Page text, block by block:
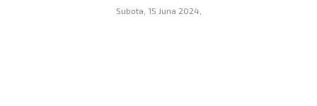
Subota, 15 Juna 2024,